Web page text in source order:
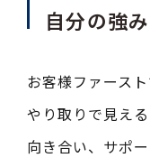
自分の強
お客様ファース
やり取りで見え
向き合い、サポ